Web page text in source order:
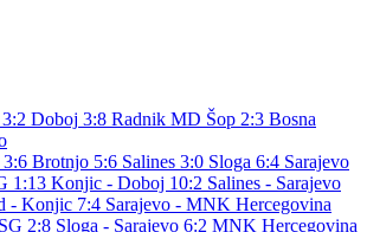
3:2 Doboj 3:8 Radnik MD Šop 2:3 Bosna
3:6 Brotnjo 5:6 Salines 3:0 Sloga 6:4 Sarajevo
1:13 Konjic - Doboj 10:2 Salines - Sarajevo
- Konjic 7:4 Sarajevo - MNK Hercegovina
2:8 Sloga - Sarajevo 6:2 MNK Hercegovina